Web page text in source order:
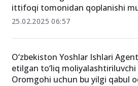
ittifoqi tomonidan qoplanishi
25.02.2025 06:57
O‘zbekiston Yoshlar Ishlari
etilgan to‘liq
Oromgohi uchun bu yilgi qabul